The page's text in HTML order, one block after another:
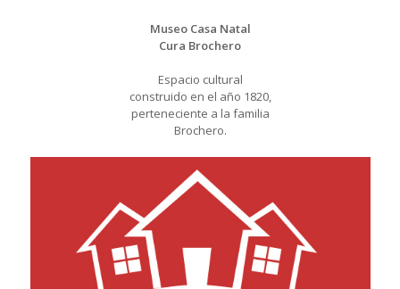
Museo Casa Natal
Cura Brochero
Espacio cultural
construido en el año 1820,
perteneciente a la familia
Brochero.